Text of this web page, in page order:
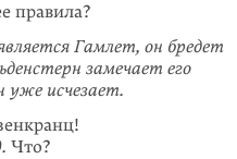
правила?
Гамлет, он бредет
замечает его
уже исчезает.
Что?